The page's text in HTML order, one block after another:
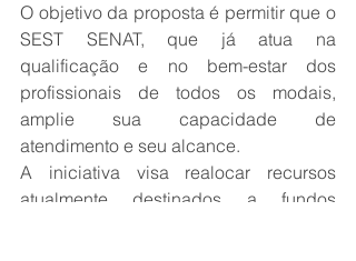
O objetivo da proposta é permitir que o
SEST SENAT, que já atua na
qualificação e no bem-estar dos
profissionais de todos os modais,
amplie sua capacidade de
atendimento e seu alcance.
A iniciativa visa realocar recursos
atualmente destinados a fundos